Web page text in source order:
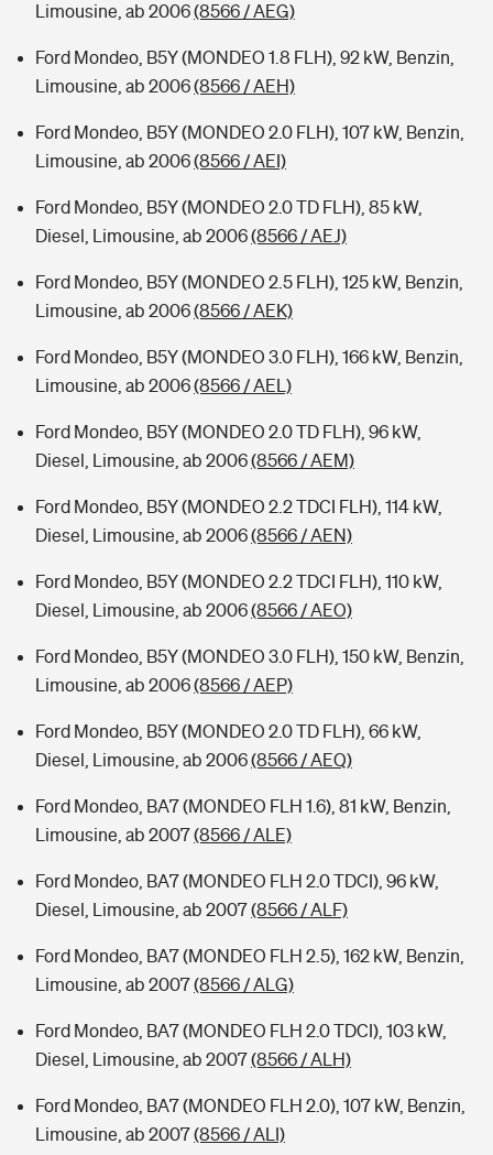
Limousine, ab 2006(8566 / AEG)
Ford Mondeo, B5Y (MONDEO 1.8 FLH), 92 kW, Benzin,
Limousine, ab 2006(8566 / AEH)
Ford Mondeo, B5Y (MONDEO 2.0 FLH), 107 kW, Benzin,
Limousine, ab 2006(8566 / AEI)
Ford Mondeo, B5Y (MONDEO 2.0 TD FLH), 85 kW,
Diesel, Limousine, ab 2006(8566 / AEJ)
Ford Mondeo, B5Y (MONDEO 2.5 FLH), 125 kW, Benzin,
Limousine, ab 2006(8566 / AEK)
Ford Mondeo, B5Y (MONDEO 3.0 FLH), 166 kW, Benzin,
Limousine, ab 2006(8566 / AEL)
Ford Mondeo, B5Y (MONDEO 2.0 TD FLH), 96 kW,
Diesel, Limousine, ab 2006(8566 / AEM)
Ford Mondeo, B5Y (MONDEO 2.2 TDCI FLH), 114 kW,
Diesel, Limousine, ab 2006(8566 / AEN)
Ford Mondeo, B5Y (MONDEO 2.2 TDCI FLH), 110 kW,
Diesel, Limousine, ab 2006(8566 / AEO)
Ford Mondeo, B5Y (MONDEO 3.0 FLH), 150 kW, Benzin,
Limousine, ab 2006(8566 / AEP)
Ford Mondeo, B5Y (MONDEO 2.0 TD FLH), 66 kW,
Diesel, Limousine, ab 2006(8566 / AEQ)
Ford Mondeo, BA7 (MONDEO FLH 1.6), 81 kW, Benzin,
Limousine, ab 2007(8566 / ALE)
Ford Mondeo, BA7 (MONDEO FLH 2.0 TDCI), 96 kW,
Diesel, Limousine, ab 2007(8566 / ALF)
Ford Mondeo, BA7 (MONDEO FLH 2.5), 162 kW, Benzin,
Limousine, ab 2007(8566 / ALG)
Ford Mondeo, BA7 (MONDEO FLH 2.0 TDCI), 103 kW,
Diesel, Limousine, ab 2007(8566 / ALH)
Ford Mondeo, BA7 (MONDEO FLH 2.0), 107 kW, Benzin,
Limousine, ab 2007(8566 / ALI)